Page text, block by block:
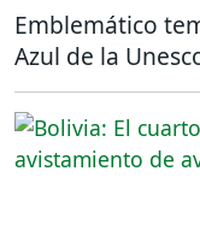
Emblemático
Azul de la